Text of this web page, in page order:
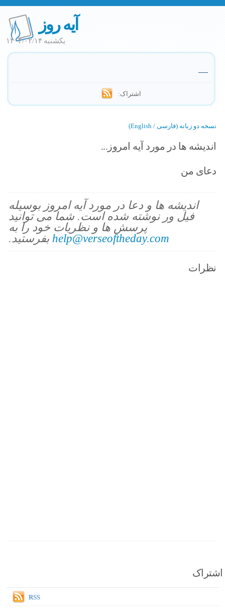
آیه روز
یکشنبه ۱۴۰۴/۰۲/۱۴
—
اشتراک:
نسخه دو زبانه (فارسی / English)
اندیشه ها در مورد آیه امروز...
دعای من
اندیشه ها و دعا در مورد آیه امروز بوسیله
فیل ور نوشته شده است. شما می توانید
پرسش ها و نظریات خود را به
help@verseoftheday.com بفرستید.
نظرات
اشتراک
RSS